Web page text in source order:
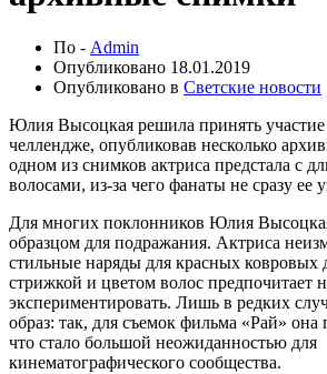
По - Admin
Опубликовано 18.01.2019
Опубликовано в Светские новости
Юлия Высоцкая решила принять
челлендже, опубликовав несколько
одном из снимков актриса предстала с
волосами, из-за чего фанаты не сразу ее
Для многих поклонников Юлия
образцом для подражания. Актриса
стильные наряды для красных ковровых
стрижкой и цветом волос предпочитает
экспериментировать. Лишь в редких
образ: так, для съемок фильма «Рай» она
что стало большой неожиданностью для
кинематографического сообщества.